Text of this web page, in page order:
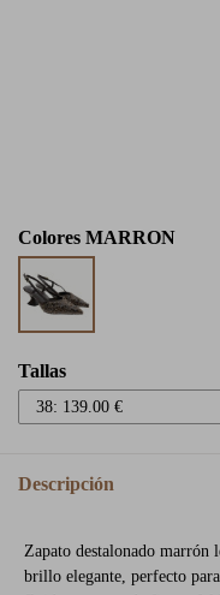
Colores MARRON
Tallas
Descripción
Zapato destalonado marrón
brillo elegante, perfecto